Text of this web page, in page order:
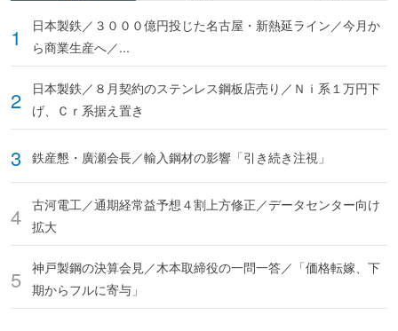
日本製鉄／３０００億円投じた名古屋・新熱延ライン／今月か
ら商業生産へ／...
日本製鉄／８月契約のステンレス鋼板店売り／Ｎｉ系１万円下
げ、Ｃｒ系据え置き
鉄産懇・廣瀬会長／輸入鋼材の影響「引き続き注視」
古河電工／通期経常益予想４割上方修正／データセンター向け
拡大
神戸製鋼の決算会見／木本取締役の一問一答／「価格転嫁、下
期からフルに寄与」